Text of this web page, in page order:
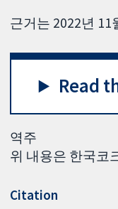
근거는 2022년
Read
역주
위 내용은 한국코
Citation